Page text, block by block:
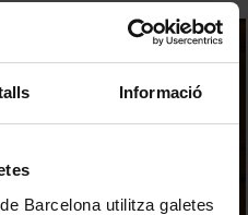
Informació
Barcelona utilitza galetes